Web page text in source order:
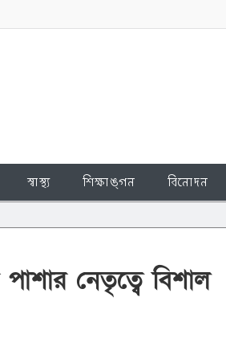
স্বাস্থ্য শিক্ষাঙ্গন বিনোদন
ইসলামী
পাশার নেতৃত্বে বিশাল